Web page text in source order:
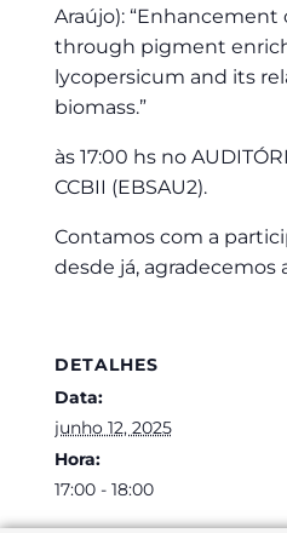
Araújo):
through pigment
lycopersicum and its
biomass.”
às 17:00 hs no
CCBII (EBSAU2).
Contamos com a
desde já, agradecemos
DETALHES
Data:
junho 12, 2025
Hora:
17:00 - 18:00